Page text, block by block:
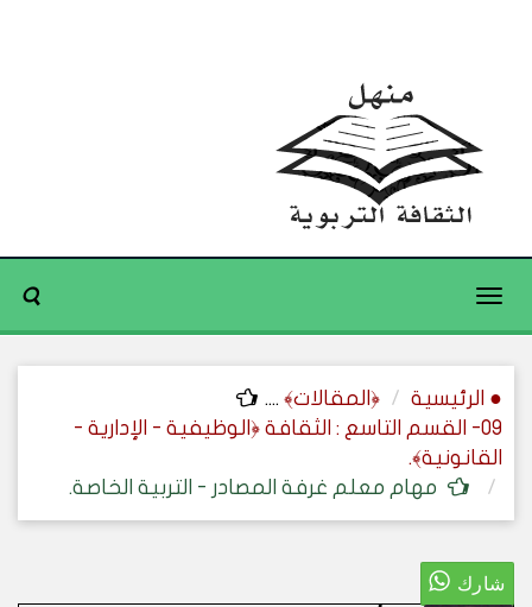
Toggle
● الرئيسية ﴿المقالات﴾ ....
09- القسم التاسع : الثقافة ﴿الوظيفية - الإدارية -
القانونية﴾.
مهام معلم غرفة المصادر - التربية الخاصة.